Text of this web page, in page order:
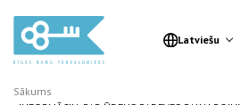
Latviešu
Sākums